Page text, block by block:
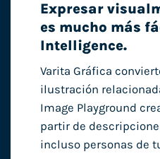
Expresar
es mucho más
Intelligence.
Varita Gráfica
ilustración
Image Playground
partir de
incluso personas de